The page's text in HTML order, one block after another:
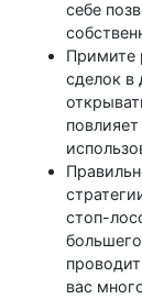
себе
Примите
сделок в
стоп-
вас